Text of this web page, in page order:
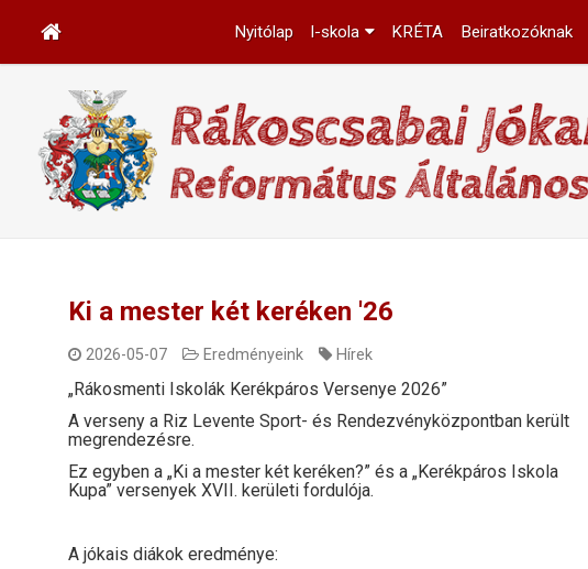
Nyitólap I-skola KRÉTA Beiratkozóknak
Ki a mester két keréken '26
2026-05-07 Eredményeink Hírek
„Rákosmenti Iskolák Kerékpáros Versenye 2026”
A verseny a Riz Levente Sport- és Rendezvényközpontban került
megrendezésre.
Ez egyben a „Ki a mester két keréken?” és a „Kerékpáros Iskola
Kupa” versenyek XVII. kerületi fordulója.
A jókais diákok eredménye: